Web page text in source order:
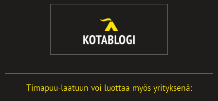
Timapuu-laatuun voi luottaa myös yrityksenä: